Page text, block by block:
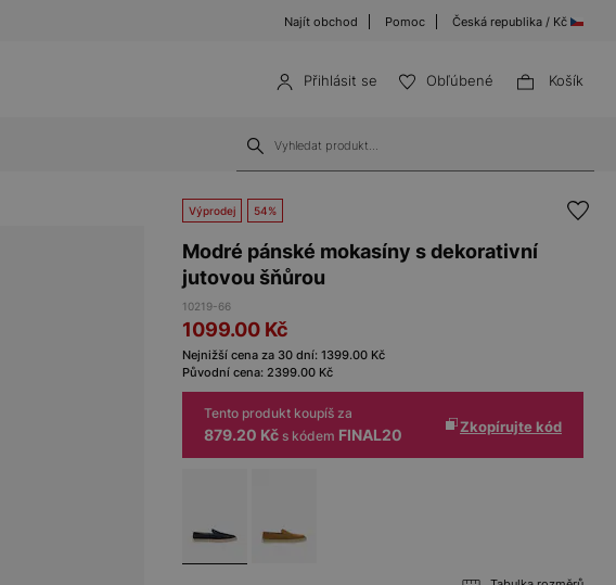
Najít obchod Pomoc Česká republika / Kč
Přihlásit se Obľúbené Košík
Výprodej 54%
Modré pánské mokasíny s dekorativní
jutovou šňůrou
10219-66
1099.00 Kč
Nejnižší cena za 30 dní: 1399.00 Kč
Původní cena: 2399.00 Kč
Tento produkt koupíš za
879.20 Kč s kódem FINAL20 Zkopírujte kód